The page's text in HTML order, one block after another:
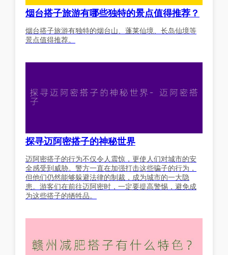
烟台搭子旅游有哪些独特的景点值得推荐？
烟台搭子旅游有独特的烟台山、蓬莱仙境、长岛仙境等
景点值得推荐。
探寻迈阿密搭子的神秘世界
迈阿密搭子的行为不仅令人震惊，更使人们对城市的安
全感受到威胁。警方一直在加强打击这些骗子的行为，
但他们仍然能够躲避法律的制裁，成为城市的一大隐
患。游客们在前往迈阿密时，一定要提高警惕，避免成
为这些搭子的牺牲品。